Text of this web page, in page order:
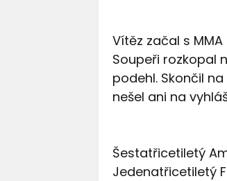
Vítěz začal s
Soupeři rozkopal
podehl. Skončil
nešel ani na
Šestatřicetiletý
Jedenatřicetiletý